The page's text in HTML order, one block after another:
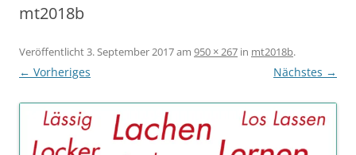
mt2018b
Veröffentlicht3. September 2017am 950 × 267 in mt2018b.
← Vorheriges Nächstes →